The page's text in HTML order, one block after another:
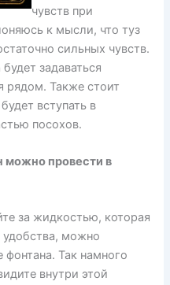
чувств при
к мысли, что туз
сильных чувств.
задаваться
рядом. Также стоит
вступать в
посохов.
можно провести в
за жидкостью, которая
удобства, можно
фонтана. Так намного
внутри этой